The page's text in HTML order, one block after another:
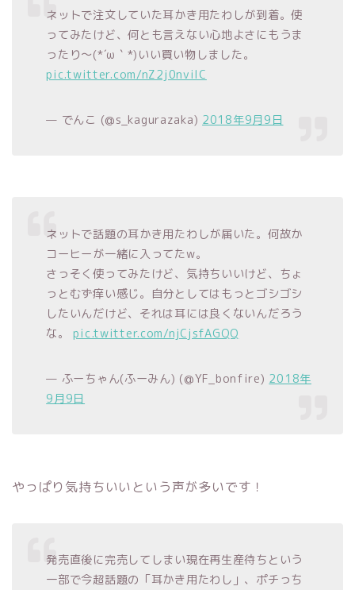
ネットで注文していた耳かき用たわしが到着。使
ってみたけど、何とも言えない心地よさにもうま
ったり～(*´ω｀*)いい買い物しました。
pic.twitter.com/nZ2j0nviIC
— でんこ (@s_kagurazaka) 2018年9月9日
ネットで話題の耳かき用たわしが届いた。何故か
コーヒーが一緒に入ってたw。
さっそく使ってみたけど、気持ちいいけど、ちょ
っとむず痒い感じ。自分としてはもっとゴシゴシ
したいんだけど、それは耳には良くないんだろう
な。pic.twitter.com/njCjsfAGQQ
— ふーちゃん(ふーみん) (@YF_bonfire) 2018年
9月9日
やっぱり気持ちいいという声が多いです！
発売直後に完売してしまい現在再生産待ちという
一部で今超話題の「耳かき用たわし」、ポチっち